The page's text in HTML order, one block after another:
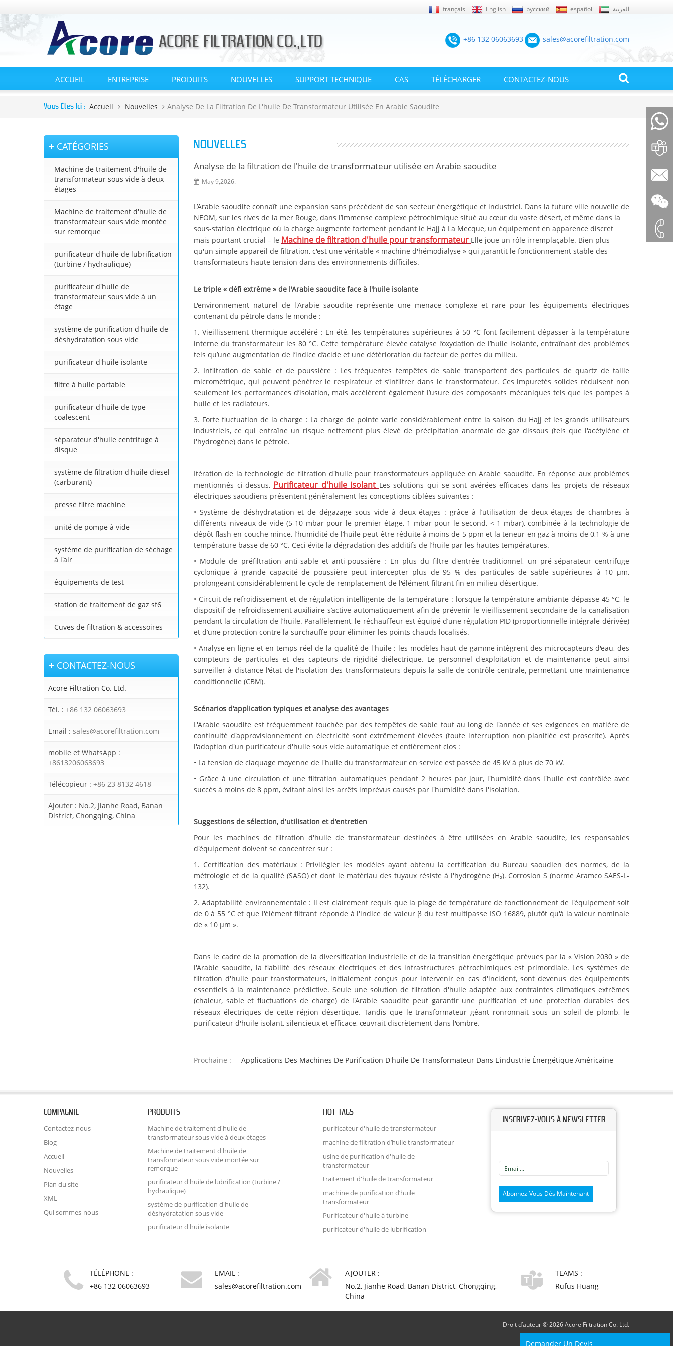
français English русский español العربية
+86 132 06063693 sales@acorefiltration.com
ACCUEIL ENTREPRISE PRODUITS NOUVELLES SUPPORT TECHNIQUE CAS TÉLÉCHARGER CONTACTEZ-NOUS
Vous Êtes Ici : Accueil Nouvelles Analyse De La Filtration De L'huile De Transformateur Utilisée En Arabie Saoudite
CATÉGORIES
Machine de traitement d'huile de
transformateur sous vide à deux
étages
Machine de traitement d'huile de
transformateur sous vide montée
sur remorque
purificateur d'huile de lubrification
(turbine / hydraulique)
purificateur d'huile de
transformateur sous vide à un
étage
système de purification d'huile de
déshydratation sous vide
purificateur d'huile isolante
filtre à huile portable
purificateur d'huile de type
coalescent
séparateur d'huile centrifuge à
disque
système de filtration d'huile diesel
(carburant)
presse filtre machine
unité de pompe à vide
système de purification de séchage
à l'air
équipements de test
station de traitement de gaz sf6
Cuves de filtration & accessoires
CONTACTEZ-NOUS
Acore Filtration Co. Ltd.
Tél. : +86 132 06063693
Email : sales@acorefiltration.com
mobile et WhatsApp :
+8613206063693
Télécopieur : +86 23 8132 4618
Ajouter : No.2, Jianhe Road, Banan
District, Chongqing, China
NOUVELLES
Analyse de la filtration de l'huile de transformateur utilisée en Arabie saoudite
May 9,2026.
L’Arabie saoudite connaît une expansion sans précédent de son secteur énergétique et industriel. Dans la future ville nouvelle de
NEOM, sur les rives de la mer Rouge, dans l’immense complexe pétrochimique situé au cœur du vaste désert, et même dans la
sous-station électrique où la charge augmente fortement pendant le Hajj à La Mecque, un équipement en apparence discret
mais pourtant crucial – le Machine de filtration d'huile pour transformateur Elle joue un rôle irremplaçable. Bien plus
qu'un simple appareil de filtration, c'est une véritable « machine d'hémodialyse » qui garantit le fonctionnement stable des
transformateurs haute tension dans des environnements difficiles.
Le triple « défi extrême » de l'Arabie saoudite face à l'huile isolante
L'environnement naturel de l'Arabie saoudite représente une menace complexe et rare pour les équipements électriques
contenant du pétrole dans le monde :
1. Vieillissement thermique accéléré : En été, les températures supérieures à 50 °C font facilement dépasser à la température
interne du transformateur les 80 °C. Cette température élevée catalyse l’oxydation de l’huile isolante, entraînant des problèmes
tels qu’une augmentation de l’indice d’acide et une détérioration du facteur de pertes du milieu.
2. Infiltration de sable et de poussière : Les fréquentes tempêtes de sable transportent des particules de quartz de taille
micrométrique, qui peuvent pénétrer le respirateur et s’infiltrer dans le transformateur. Ces impuretés solides réduisent non
seulement les performances d’isolation, mais accélèrent également l’usure des composants mécaniques tels que les pompes à
huile et les radiateurs.
3. Forte fluctuation de la charge : La charge de pointe varie considérablement entre la saison du Hajj et les grands utilisateurs
industriels, ce qui entraîne un risque nettement plus élevé de précipitation anormale de gaz dissous (tels que l'acétylène et
l'hydrogène) dans le pétrole.
Itération de la technologie de filtration d'huile pour transformateurs appliquée en Arabie saoudite. En réponse aux problèmes
mentionnés ci-dessus, Purificateur d'huile isolant Les solutions qui se sont avérées efficaces dans les projets de réseaux
électriques saoudiens présentent généralement les conceptions ciblées suivantes :
• Système de déshydratation et de dégazage sous vide à deux étages : grâce à l’utilisation de deux étages de chambres à
différents niveaux de vide (5-10 mbar pour le premier étage, 1 mbar pour le second, < 1 mbar), combinée à la technologie de
dépôt flash en couche mince, l’humidité de l’huile peut être réduite à moins de 5 ppm et la teneur en gaz à moins de 0,1 % à une
température basse de 60 °C. Ceci évite la dégradation des additifs de l’huile par les hautes températures.
• Module de préfiltration anti-sable et anti-poussière : En plus du filtre d'entrée traditionnel, un pré-séparateur centrifuge
cyclonique à grande capacité de poussière peut intercepter plus de 95 % des particules de sable supérieures à 10 μm,
prolongeant considérablement le cycle de remplacement de l'élément filtrant fin en milieu désertique.
• Circuit de refroidissement et de régulation intelligente de la température : lorsque la température ambiante dépasse 45 °C, le
dispositif de refroidissement auxiliaire s’active automatiquement afin de prévenir le vieillissement secondaire de la canalisation
pendant la circulation de l’huile. Parallèlement, le réchauffeur est équipé d’une régulation PID (proportionnelle-intégrale-dérivée)
et d’une protection contre la surchauffe pour éliminer les points chauds localisés.
• Analyse en ligne et en temps réel de la qualité de l'huile : les modèles haut de gamme intègrent des microcapteurs d'eau, des
compteurs de particules et des capteurs de rigidité diélectrique. Le personnel d'exploitation et de maintenance peut ainsi
surveiller à distance l'état de l'isolation des transformateurs depuis la salle de contrôle centrale, permettant une maintenance
conditionnelle (CBM).
Scénarios d'application typiques et analyse des avantages
L'Arabie saoudite est fréquemment touchée par des tempêtes de sable tout au long de l'année et ses exigences en matière de
continuité d'approvisionnement en électricité sont extrêmement élevées (toute interruption non planifiée est proscrite). Après
l'adoption d'un purificateur d'huile sous vide automatique et entièrement clos :
• La tension de claquage moyenne de l'huile du transformateur en service est passée de 45 kV à plus de 70 kV.
• Grâce à une circulation et une filtration automatiques pendant 2 heures par jour, l'humidité dans l'huile est contrôlée avec
succès à moins de 8 ppm, évitant ainsi les arrêts imprévus causés par l'humidité dans l'isolation.
Suggestions de sélection, d'utilisation et d'entretien
Pour les machines de filtration d'huile de transformateur destinées à être utilisées en Arabie saoudite, les responsables
d'équipement doivent se concentrer sur :
1. Certification des matériaux : Privilégier les modèles ayant obtenu la certification du Bureau saoudien des normes, de la
métrologie et de la qualité (SASO) et dont le matériau des tuyaux résiste à l'hydrogène (H₂). Corrosion S (norme Aramco SAES-L-
132).
2. Adaptabilité environnementale : Il est clairement requis que la plage de température de fonctionnement de l'équipement soit
de 0 à 55 °C et que l'élément filtrant réponde à l'indice de valeur β du test multipasse ISO 16889, plutôt qu'à la valeur nominale
de « 10 μm ».
Dans le cadre de la promotion de la diversification industrielle et de la transition énergétique prévues par la « Vision 2030 » de
l'Arabie saoudite, la fiabilité des réseaux électriques et des infrastructures pétrochimiques est primordiale. Les systèmes de
filtration d'huile pour transformateurs, initialement conçus pour intervenir en cas d'incident, sont devenus des équipements
essentiels à la maintenance prédictive. Seule une solution de filtration d'huile adaptée aux contraintes climatiques extrêmes
(chaleur, sable et fluctuations de charge) de l'Arabie saoudite peut garantir une purification et une protection durables des
réseaux électriques de cette région désertique. Tandis que le transformateur géant ronronnait sous un soleil de plomb, le
purificateur d'huile isolant, silencieux et efficace, œuvrait discrètement dans l'ombre.
Prochaine : Applications Des Machines De Purification D'huile De Transformateur Dans L'industrie Énergétique Américaine
COMPAGNIE
Contactez-nous
Blog
Accueil
Nouvelles
Plan du site
XML
Qui sommes-nous
PRODUITS
Machine de traitement d'huile de
transformateur sous vide à deux étages
Machine de traitement d'huile de
transformateur sous vide montée sur
remorque
purificateur d'huile de lubrification (turbine /
hydraulique)
système de purification d'huile de
déshydratation sous vide
purificateur d'huile isolante
HOT TAGS
purificateur d'huile de transformateur
machine de filtration d’huile transformateur
usine de purification d'huile de
transformateur
traitement d'huile de transformateur
machine de purification d’huile
transformateur
Purificateur d'huile à turbine
purificateur d'huile de lubrification
INSCRIVEZ-VOUS À NEWSLETTER
TÉLÉPHONE :
+86 132 06063693
EMAIL :
sales@acorefiltration.com
AJOUTER :
No.2, Jianhe Road, Banan District, Chongqing,
China
TEAMS :
Rufus Huang
Droit d’auteur © 2026 Acore Filtration Co. Ltd.
Rufus
Huang
Demander Un Devis